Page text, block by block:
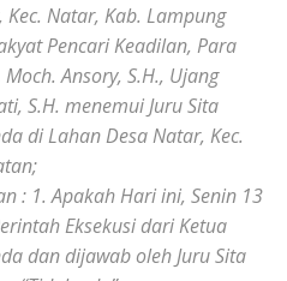
Natar, Kab. Lampung
Pencari Keadilan, Para
Moch. Ansory, S.H., Ujang
S.H. menemui Juru Sita
di Lahan Desa Natar, Kec.
: 1. Apakah Hari ini, Senin 13
Eksekusi dari Ketua
dan dijawab oleh Juru Sita